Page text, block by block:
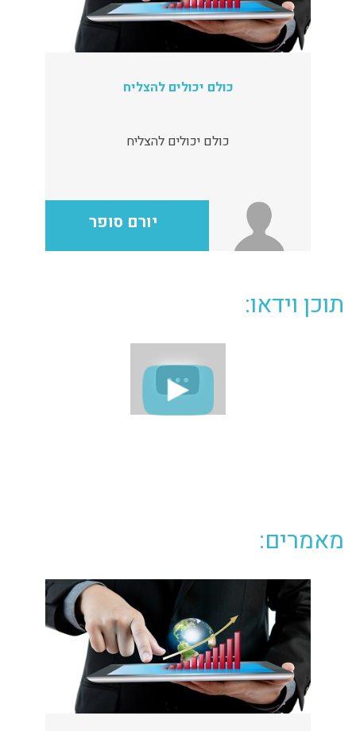
כולם יכולים להצליח
כולם יכולים להצליח
יורם סופר
תוכן וידאו:
מאמרים: